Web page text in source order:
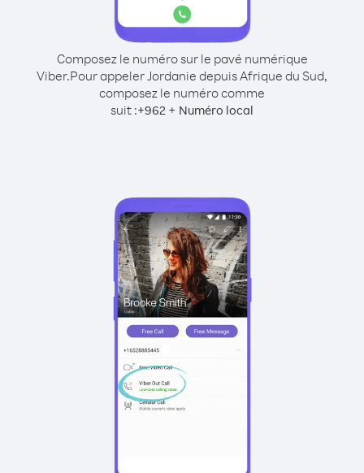
Composez le numéro sur le pavé numérique
Viber.Pour appeler Jordanie depuis Afrique du Sud,
composez le numéro comme
suit :+962 + Numéro local